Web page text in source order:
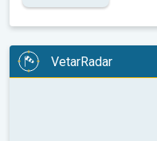
VetarRadar